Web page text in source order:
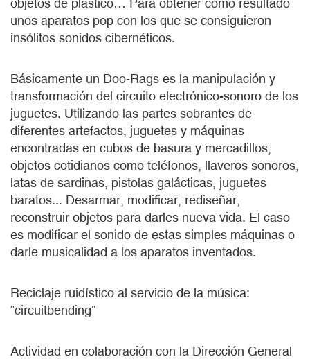
objetos de plástico… Para obtener como resultado
unos aparatos pop con los que se consiguieron
insólitos sonidos cibernéticos.
Básicamente un Doo-Rags es la manipulación y
transformación del circuito electrónico-sonoro de los
juguetes. Utilizando las partes sobrantes de
diferentes artefactos, juguetes y máquinas
encontradas en cubos de basura y mercadillos,
objetos cotidianos como teléfonos, llaveros sonoros,
latas de sardinas, pistolas galácticas, juguetes
baratos... Desarmar, modificar, rediseñar,
reconstruir objetos para darles nueva vida. El caso
es modificar el sonido de estas simples máquinas o
darle musicalidad a los aparatos inventados.
Reciclaje ruidístico al servicio de la música:
“circuitbending”
Actividad en colaboración con la Dirección General